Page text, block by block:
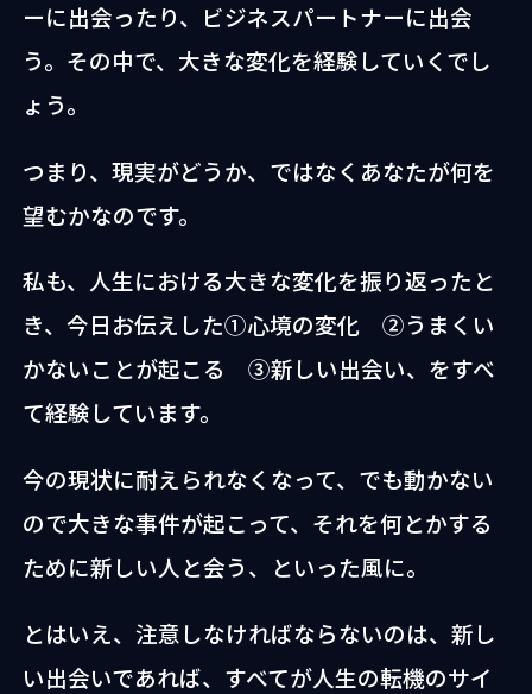
ーに出会ったり、ビジネスパートナーに出会
う。その中で、大きな変化を経験していくでし
ょう。
つまり、現実がどうか、ではなくあなたが何を
望むかなのです。
私も、人生における大きな変化を振り返ったと
き、今日お伝えした①心境の変化 ②うまくい
かないことが起こる ③新しい出会い、をすべ
て経験しています。
今の現状に耐えられなくなって、でも動かない
ので大きな事件が起こって、それを何とかする
ために新しい人と会う、といった風に。
とはいえ、注意しなければならないのは、新し
い出会いであれば、すべてが人生の転機のサイ